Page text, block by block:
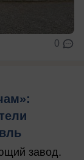
0
завод.